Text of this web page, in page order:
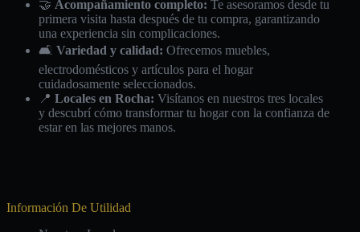
🤝 Acompañamiento completo: Te asesoramos desde tu
primera visita hasta después de tu compra, garantizando
una experiencia sin complicaciones.
🛋️ Variedad y calidad: Ofrecemos muebles,
electrodomésticos y artículos para el hogar
cuidadosamente seleccionados.
📍 Locales en Rocha: Visítanos en nuestros tres locales
y descubrí cómo transformar tu hogar con la confianza de
estar en las mejores manos.
Información De Utilidad